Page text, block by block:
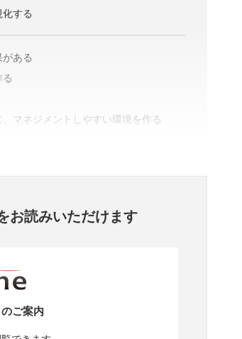
する
ある
マネジメントしやすい環境を作る
お読みいただけます
のご案内